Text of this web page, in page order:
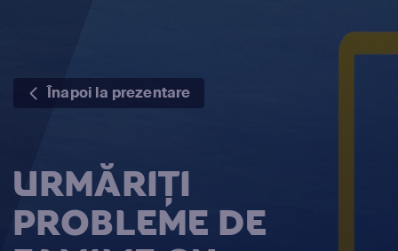
Înapoi la prezentare
URMĂRIȚI
PROBLEME DE